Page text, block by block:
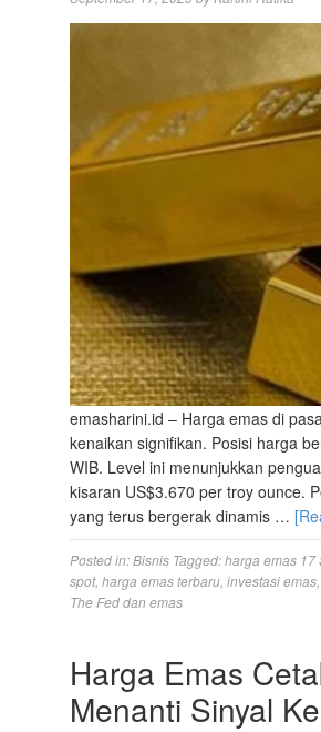
emasharini.id – Harga emas di
kenaikan signifikan. Posisi harga
WIB. Level ini menunjukkan
kisaran US$3.670 per troy ounce.
yang terus bergerak dinamis …
Posted in:Bisnis Tagged:harga emas 17
spot, harga emas terbaru investasi emas
The Fed dan emas
Harga Emas
Menanti Sinyal